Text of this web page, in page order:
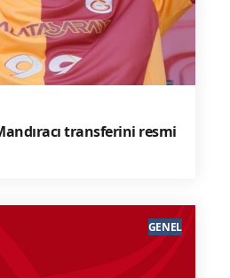
transferini resmi
GENEL